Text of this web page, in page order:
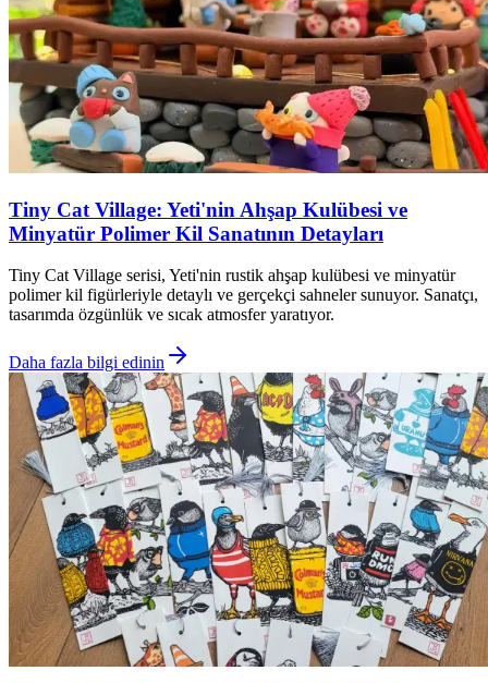
Tiny Cat Village: Yeti'nin Ahşap Kulübesi ve
Minyatür Polimer Kil Sanatının Detayları
Tiny Cat Village serisi, Yeti'nin rustik ahşap kulübesi ve minyatür
polimer kil figürleriyle detaylı ve gerçekçi sahneler sunuyor. Sanatçı,
tasarımda özgünlük ve sıcak atmosfer yaratıyor.
Daha fazla bilgi edinin